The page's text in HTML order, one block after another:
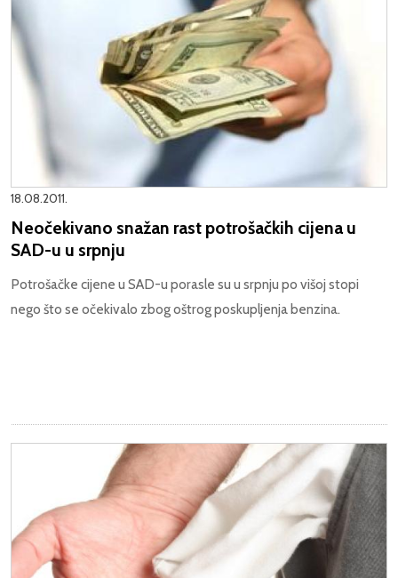
18.08.2011.
Neočekivano snažan rast potrošačkih cijena u
SAD-u u srpnju
Potrošačke cijene u SAD-u porasle su u srpnju po višoj stopi
nego što se očekivalo zbog oštrog poskupljenja benzina.